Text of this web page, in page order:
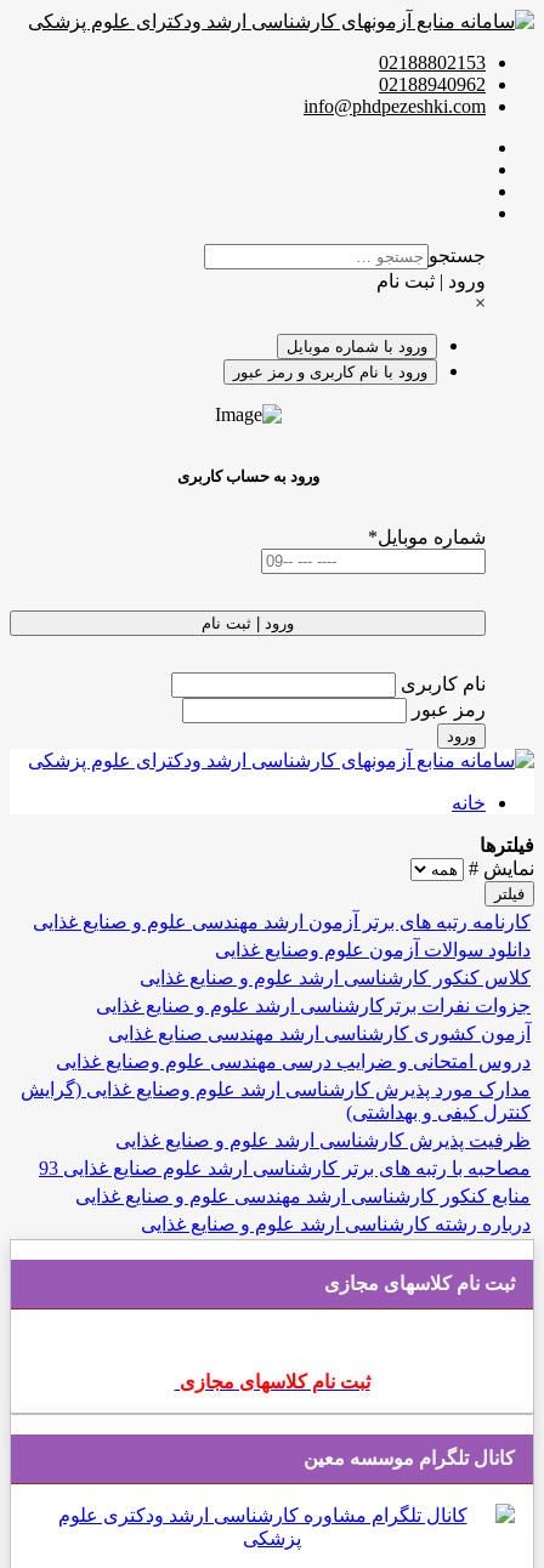
02188802153
02188940962
info@phdpezeshki.com
جستجو
ورود | ثبت نام
×
ورود با شماره موبایل
ورود با نام کاربری و رمز عبور
ورود به حساب کاربری
شماره موبایل*
ورود | ثبت نام
نام کاربری
رمز عبور
ورود
خانه
فیلترها
نمایش #
فیلتر
کارنامه رتبه های برتر آزمون ارشد مهندسی علوم و صنایع غذایی
دانلود سوالات آزمون علوم وصنایع غذایی
کلاس کنکور کارشناسی ارشد علوم و صنایع غذایی
جزوات نفرات برترکارشناسی ارشد علوم و صنایع غذایی
آزمون کشوری کارشناسی ارشد مهندسی صنایع غذایی
دروس امتحانی و ضرایب درسی مهندسی علوم وصنایع غذایی
مدارک مورد پذیرش کارشناسی ارشد علوم وصنایع غذایی (گرایش
کنترل کیفی و بهداشتی)
ظرفیت پذیرش کارشناسی ارشد علوم و صنایع غذایی
مصاحبه با رتبه های برتر کارشناسی ارشد علوم صنایع غذایی 93
منابع کنکور کارشناسی ارشد مهندسی علوم و صنایع غذایی
درباره رشته کارشناسی ارشد علوم و صنایع غذایی
ثبت نام کلاسهای مجازی
ثبت نام کلاسهای مجازی
کانال تلگرام موسسه معین